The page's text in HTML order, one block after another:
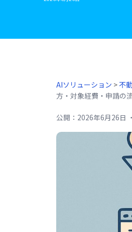
AIソリューション >不
方・対象経費・申請の
公開： 2026年6月26日 ・